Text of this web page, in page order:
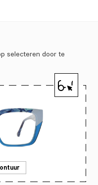
selecteren door te